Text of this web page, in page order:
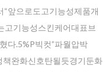
앞으로도고기능성제품개
고기능성스킨케어대표브
다.5%P빅컷”파월압박
완화신호탄될듯경기둔화